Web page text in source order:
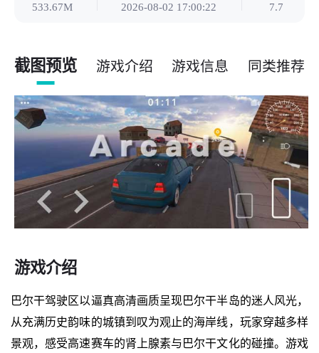
533.67M
2026-08-02 17:00:22
7.7
截图预览 游戏介绍 游戏信息 同类推荐
游戏介绍
巴尔干驾驶区以逼真高清画质呈现巴尔干半岛的迷人风光，
从充满历史韵味的城镇到叹为观止的海岸线，玩家穿越多样
景观，感受高速赛车的肾上腺素与巴尔干文化的碰撞。游戏